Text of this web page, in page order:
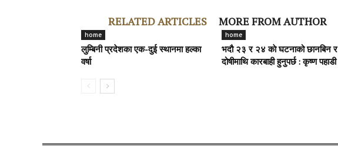
RELATED ARTICLES MORE FROM AUTHOR
home
लुम्बिनी प्रदेशका एक-दुई स्थानमा हल्का
वर्षा
home
भदौ २३ र २४ काे घटनाको छानबिन र
दोषीमाथि कारबाही हुनुपर्छ : कृष्ण पहाडी